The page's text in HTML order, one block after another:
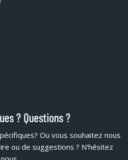
? Questions ?
Ou vous souhaitez nous
ou de suggestions ? N'hésitez